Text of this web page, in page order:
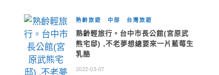
熟齡旅遊 中部 台灣旅遊
熟齡輕旅行。台中市長公館(宮原武
熊宅邸) ,不老夢想總要來一片藍莓生
乳酪
2022-03-07